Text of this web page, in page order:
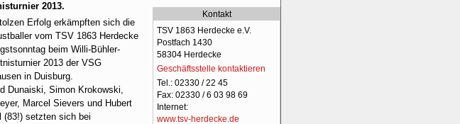
Kontakt
TSV 1863 Herdecke e.V.
Postfach 1430
58304 Herdecke
Geschäftsstelle kontaktieren
Tel.: 02330 / 22 45
Fax: 02330 / 6 03 98 69
Internet:
www.tsv-herdecke.de
2013.
Erfolg erkämpften sich die
vom TSV 1863 Herdecke
beim Willi-Bühler-
2013 der VSG
in Duisburg.
Dunaiski, Simon Krokowski,
Marcel Sievers und Hubert
(83!) setzten sich bei